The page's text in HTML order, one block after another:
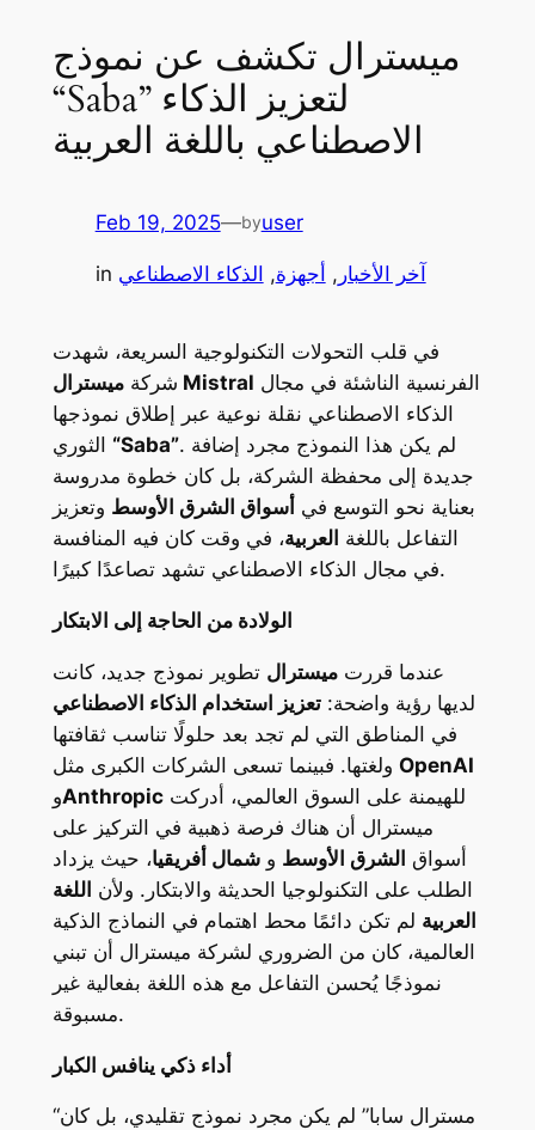
ميسترال تكشف عن نموذج
“Saba” لتعزيز الذكاء
الاصطناعي باللغة العربية
Feb 19, 2025—byuser
in آخر الأخبار , أجهزة, الذكاء الاصطناعي
في قلب التحولات التكنولوجية السريعة، شهدت
شركة ميسترال Mistral
الذكاء الاصطناعي نقلة نوعية عبر إطلاق نموذجها
“Saba”. لم يكن هذا النموذج مجرد إضافة
جديدة إلى محفظة الشركة، بل كان خطوة مدروسة
بعناية نحو التوسع في أسواق الشرق الأوسط وتعزيز
التفاعل باللغة العربية، في وقت كان فيه المنافسة
في مجال الذكاء الاصطناعي تشهد تصاعدًا كبيرًا.
الولادة من الحاجة إلى الابتكار
عندما قررتميسترال تطوير نموذج جديد، كانت
لديها رؤية واضحة:تعزيز استخدام الذكاء الاصطناعي
في المناطق التي لم تجد بعد حلولًا تناسب ثقافتها
OpenAI
وAnthropicللهيمنة على السوق العالمي، أدركت
ميسترال أن هناك فرصة ذهبية في التركيز على
أسواق الشرق الأوسط وشمال أفريقيا، حيث يزداد
الطلب على التكنولوجيا الحديثة والابتكار. ولأن اللغة
العربية لم تكن دائمًا محط اهتمام في النماذج الذكية
العالمية، كان من الضروري لشركة ميسترال أن تبني
نموذجًا يُحسن التفاعل مع هذه اللغة بفعالية غير
مسبوقة.
أداء ذكي ينافس الكبار
“مسترال سابا” لم يكن مجرد نموذج تقليدي، بل كان